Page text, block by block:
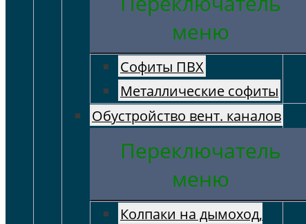
меню
Софиты ПВХ
Металлические софиты
Обустройство вент. каналов
Переключатель
меню
Колпаки на дымоход,